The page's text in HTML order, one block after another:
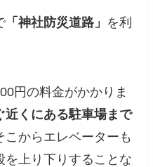
「神社防災道路」 を利
円の料金がかかりま
近くにある駐車場まで
こからエレベーターも
を上り下りすることな